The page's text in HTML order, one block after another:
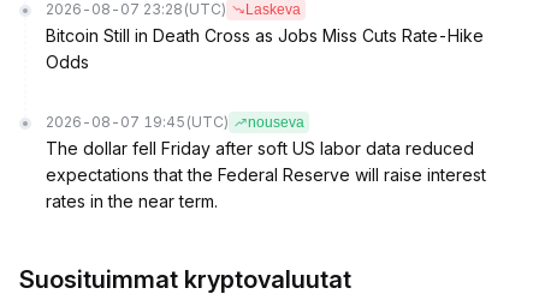
2026-08-07 23:28 (UTC) Laskeva
Bitcoin Still in Death Cross as Jobs Miss Cuts Rate-Hike
Odds
2026-08-07 19:45 (UTC) nouseva
The dollar fell Friday after soft US labor data reduced
expectations that the Federal Reserve will raise interest
rates in the near term.
Suosituimmat kryptovaluutat